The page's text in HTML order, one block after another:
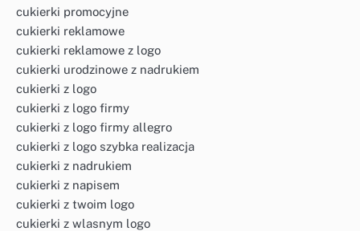
cukierki promocyjne
cukierki reklamowe
cukierki reklamowe z logo
cukierki urodzinowe z nadrukiem
cukierki z logo
cukierki z logo firmy
cukierki z logo firmy allegro
cukierki z logo szybka realizacja
cukierki z nadrukiem
cukierki z napisem
cukierki z twoim logo
cukierki z wlasnym logo